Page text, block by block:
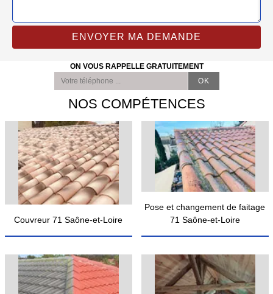
ON VOUS RAPPELLE GRATUITEMENT
NOS COMPÉTENCES
Couvreur 71 Saône-et-Loire
Pose et changement de faitage
71 Saône-et-Loire